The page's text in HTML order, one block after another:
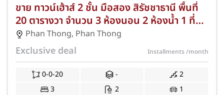
ขาย ทาวน์เฮ้าส์ 2 ชั้น มือสอง สิรัชชาธานี พื้นที่
20 ตารางวา จำนวน 3 ห้องนอน 2 ห้องน้ำ 1 ที่
จอดรถ ทำเลวัดโคกท่าเจริญ-พานทอง ชลบุรี
ใกล้อมตะ! ฟรีแอร์ ปั๊มน้ำ/ถังน้ำ ฟรีค่าโอนฯ และ
จดจำนอง ด่วนถึง มิ.ย. 69! JS-302
Phan Thong, Phan Thong
Exclusive deal Installments/month
0-0-20 -
2
3
2 1